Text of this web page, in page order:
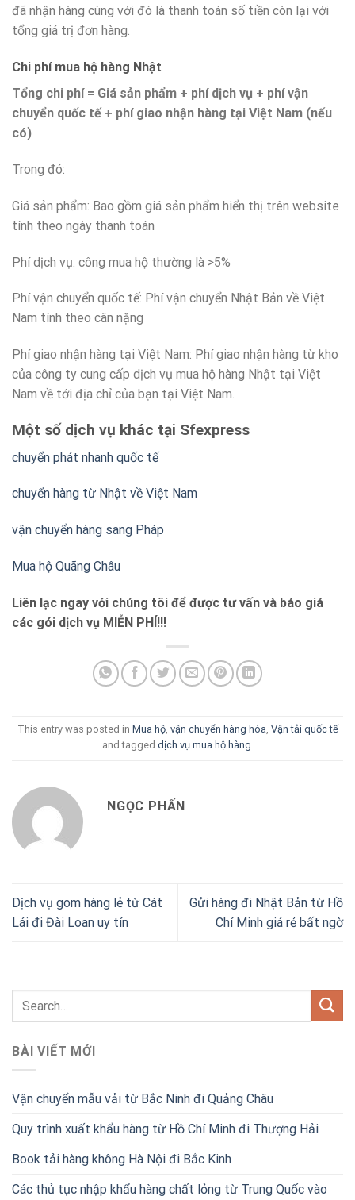
đã nhận hàng cùng với đó là thanh toán số tiền còn lại với
tổng giá trị đơn hàng.
Chi phí mua hộ hàng Nhật
Tổng chi phí = Giá sản phẩm + phí dịch vụ + phí vận
chuyển quốc tế + phí giao nhận hàng tại Việt Nam (nếu
có)
Trong đó:
Giá sản phẩm: Bao gồm giá sản phẩm hiển thị trên website
tính theo ngày thanh toán
Phí dịch vụ: công mua hộ thường là >5%
Phí vận chuyển quốc tế: Phí vận chuyển Nhật Bản về Việt
Nam tính theo cân nặng
Phí giao nhận hàng tại Việt Nam: Phí giao nhận hàng từ kho
của công ty cung cấp dịch vụ mua hộ hàng Nhật tại Việt
Nam về tới địa chỉ của bạn tại Việt Nam.
Một số dịch vụ khác tại Sfexpress
chuyển phát nhanh quốc tế
chuyển hàng từ Nhật về Việt Nam
vận chuyển hàng sang Pháp
Mua hộ Quãng Châu
Liên lạc ngay với chúng tôi để được tư vấn và báo giá
các gói dịch vụ MIỄN PHÍ!!!
This entry was posted in Mua hộ, vận chuyển hàng hóa, Vận tải quốc tế
and tagged dịch vụ mua hộ hàng.
NGỌC PHẤN
Dịch vụ gom hàng lẻ từ Cát
Lái đi Đài Loan uy tín
Gửi hàng đi Nhật Bản từ Hồ
Chí Minh giá rẻ bất ngờ
BÀI VIẾT MỚI
Vận chuyển mẫu vải từ Bắc Ninh đi Quảng Châu
Quy trình xuất khẩu hàng từ Hồ Chí Minh đi Thượng Hải
Book tải hàng không Hà Nội đi Bắc Kinh
Các thủ tục nhập khẩu hàng chất lỏng từ Trung Quốc vào